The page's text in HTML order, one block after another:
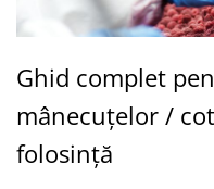
Costume | Combinezoane
Pantaloni Impermeabili
Pelerine | Jachete
Imbracaminte
Ghid complet
mânecuțelor /
folosință